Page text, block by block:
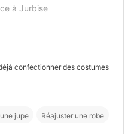
à Jurbise
confectionner des costumes
jupe Réajuster une robe